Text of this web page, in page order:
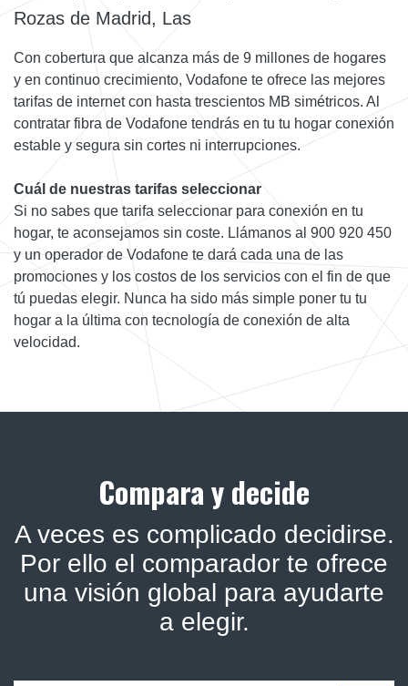
Rozas de Madrid, Las
Con cobertura que alcanza más de 9 millones de hogares
y en continuo crecimiento, Vodafone te ofrece las mejores
tarifas de internet con hasta trescientos MB simétricos. Al
contratar fibra de Vodafone tendrás en tu tu hogar conexión
estable y segura sin cortes ni interrupciones.
Cuál de nuestras tarifas seleccionar
Si no sabes que tarifa seleccionar para conexión en tu
hogar, te aconsejamos sin coste. Llámanos al 900 920 450
y un operador de Vodafone te dará cada una de las
promociones y los costos de los servicios con el fin de que
tú puedas elegir. Nunca ha sido más simple poner tu tu
hogar a la última con tecnología de conexión de alta
velocidad.
Compara y decide
A veces es complicado decidirse.
Por ello el comparador te ofrece
una visión global para ayudarte
a elegir.